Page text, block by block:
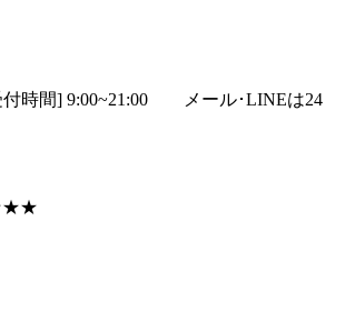
時間] 9:00~21:00 メール･LINEは24